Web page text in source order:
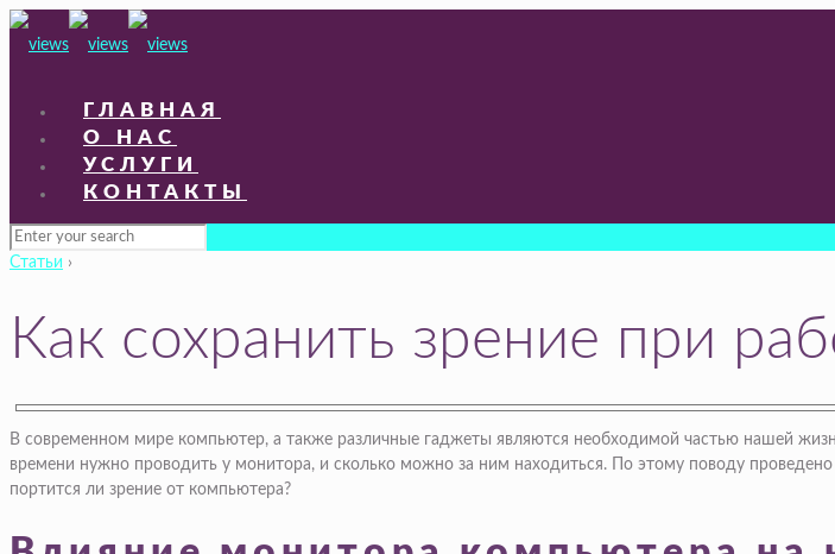
ГЛАВНАЯ
О НАС
УСЛУГИ
КОНТАКТЫ
Статьи ›
Как сохранить зрение при
В современном мире компьютер, а также различные гаджеты являются необходимой частью нашей
времени нужно проводить у монитора, и сколько можно за ним находиться. По этому поводу
портится ли зрение от компьютера?